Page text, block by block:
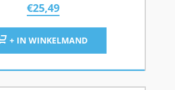
€25,49
+ IN WINKELMAND